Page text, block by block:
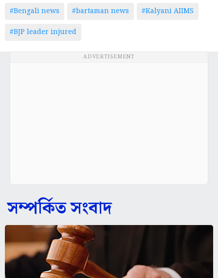
#Bengali news #bartaman news
#Kalyani AIIMS
#BJP leader injured
ADVERTISEMENT
সম্পর্কিত সংবাদ